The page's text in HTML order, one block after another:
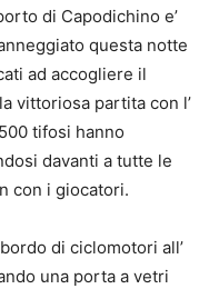
di Capodichino e’
questa notte
ad accogliere il
vittoriosa partita con l’
tifosi hanno
davanti a tutte le
con i giocatori.
di ciclomotori all’
una porta a vetri